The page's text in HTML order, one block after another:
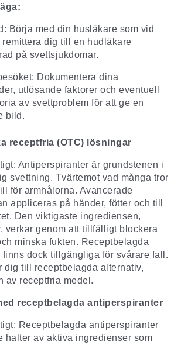
Börja med din husläkare som vid
remittera dig till en hudläkare
på svettsjukdomar.
Dokumentera dina
utlösande faktorer och eventuell
av svettproblem för att ge en
bild.
receptfria (OTC) lösningar
Antiperspiranter är grundstenen i
svettning. Tvärtemot vad många tror
för armhålorna. Avancerade
appliceras på händer, fötter och till
Den viktigaste ingrediensen,
verkar genom att tillfälligt blockera
minska fukten. Receptbelagda
dock tillgängliga för svårare fall.
dig till receptbelagda alternativ,
av receptfria medel.
receptbelagda antiperspiranter
Receptbelagda antiperspiranter
halter av aktiva ingredienser som